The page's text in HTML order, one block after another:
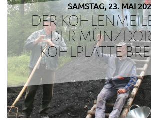
SAMSTAG, 23. MAI
DER
DER
KOHLPLATTE